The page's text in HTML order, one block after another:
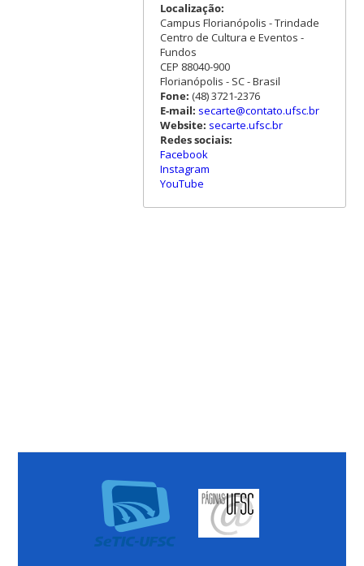
Localização:
Campus Florianópolis - Trindade
Centro de Cultura e Eventos -
Fundos
CEP 88040-900
Florianópolis - SC - Brasil
Fone: (48) 3721-2376
E-mail: secarte@contato.ufsc.br
Website: secarte.ufsc.br
Redes sociais:
Facebook
Instagram
YouTube